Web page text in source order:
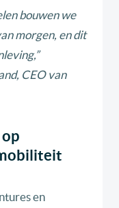
bouwen we
morgen, en dit
”
CEO van
en